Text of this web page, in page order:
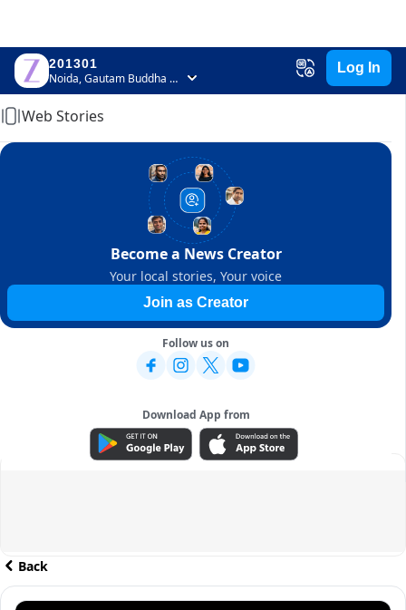
201301
Noida, Gautam Buddha Nagar, Uttar Pradesh
Log In
Home
Web Stories
Become a News Creator
Your local stories, Your voice
Join as Creator
Follow us on
Download App from
ADVERTISEMENT
Back